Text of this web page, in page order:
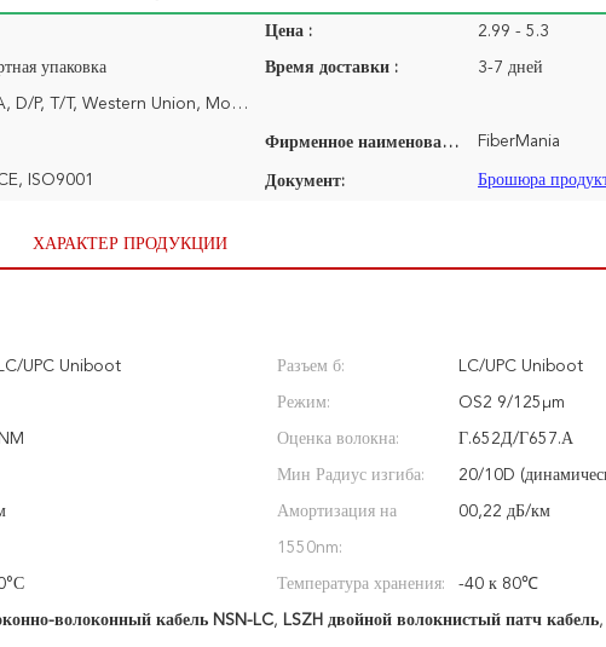
Цена : 2.99 - 5.3
упаковка Время доставки : 3-7 дней
LC, D/A, D/P, T/T, Western Union, MoneyGram
Фирменное наименование: FiberMania
ISO9001 Документ: Брошюра
ХАРАКТЕР ПРОДУКЦИИ
UPC Uniboot Разъем б: LC/UPC Uniboot
Режим: OS2 9/125μm
Оценка волокна: Г.652Д/Г657.А
Мин Радиус изгиба: 20/10D
Амортизация на
1550nm:
00,22 дБ/км
Температура хранения: -40 к 80℃
волоконный кабель NSN-LC, LSZH двойной волокнистый патч кабель,